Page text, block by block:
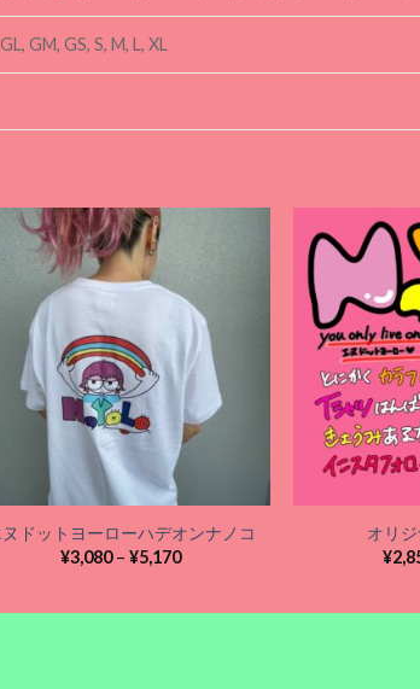
GM, GS, S, M, L, XL
Add to
wishlist
ヌドットヨーローハデオンナノコ
¥3,080 –¥5,170価
オリ
¥